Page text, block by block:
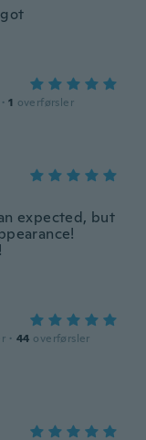
· 1 overførsler
expected, but
· 44 overførsler